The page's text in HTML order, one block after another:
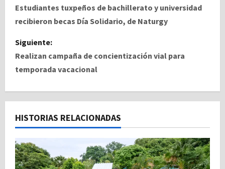
a
e
g
a
c
i
ó
Estudiantes tuxpeños de bachillerato y universidad
recibieron becas Día Solidario, de Naturgy
Siguiente:
Realizan campaña de concientización vial para
temporada vacacional
HISTORIAS RELACIONADAS